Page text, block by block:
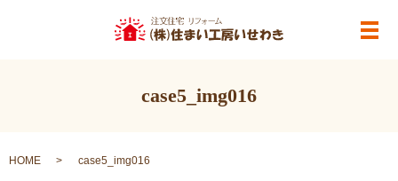
メ
case5_img016
HOME case5_img016